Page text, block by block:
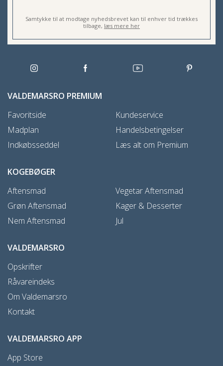
Samtykke til at modtage nyhedsbrevet kan til enhver tid trækkes
tilbage, læs mere her
VALDEMARSRO PREMIUM
Favoritside
Madplan
Indkøbsseddel
Kundeservice
Handelsbetingelser
Læs alt om Premium
KOGEBØGER
Aftensmad
Grøn Aftensmad
Nem Aftensmad
Vegetar Aftensmad
Kager & Desserter
Jul
VALDEMARSRO
Opskrifter
Råvareindeks
Om Valdemarsro
Kontakt
VALDEMARSRO APP
App Store